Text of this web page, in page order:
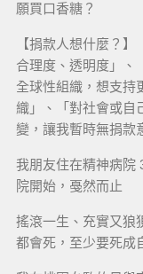
願買口香糖？
【捐款人想什麼？
合理度、透明度」、
全球性組織，想支持
織」、「對社會或自
變，讓我暫時無捐款
我朋友住在精神病院
院開始，戞然而止
搖滾一生、充實又狼
都會死，至少要死成